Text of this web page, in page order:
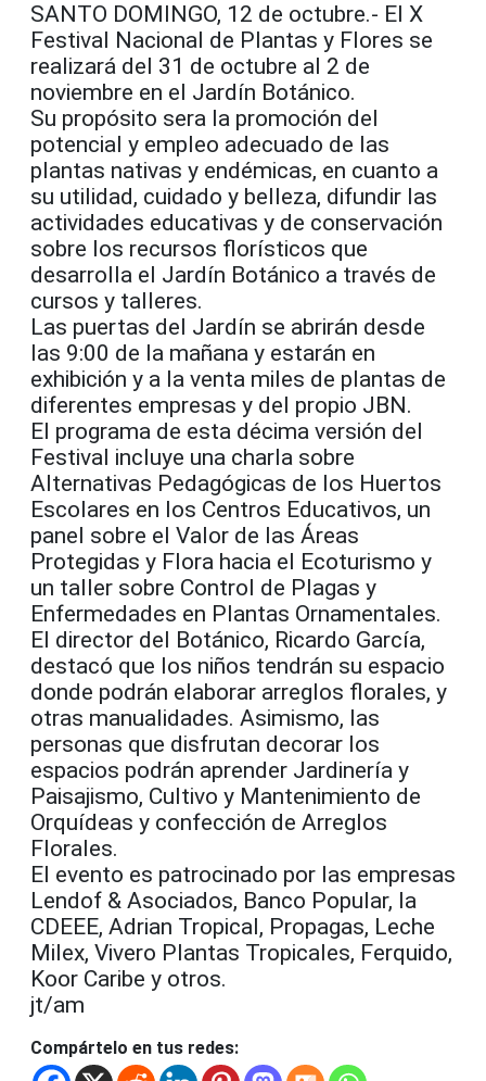
SANTO DOMINGO, 12 de octubre.- El X
Festival Nacional de Plantas y Flores se
realizará del 31 de octubre al 2 de
noviembre en el Jardín Botánico.
Su propósito sera la promoción del
potencial y empleo adecuado de las
plantas nativas y endémicas, en cuanto a
su utilidad, cuidado y belleza, difundir las
actividades educativas y de conservación
sobre los recursos florísticos que
desarrolla el Jardín Botánico a través de
cursos y talleres.
Las puertas del Jardín se abrirán desde
las 9:00 de la mañana y estarán en
exhibición y a la venta miles de plantas de
diferentes empresas y del propio JBN.
El programa de esta décima versión del
Festival incluye una charla sobre
Alternativas Pedagógicas de los Huertos
Escolares en los Centros Educativos, un
panel sobre el Valor de las Áreas
Protegidas y Flora hacia el Ecoturismo y
un taller sobre Control de Plagas y
Enfermedades en Plantas Ornamentales.
El director del Botánico, Ricardo García,
destacó que los niños tendrán su espacio
donde podrán elaborar arreglos florales, y
otras manualidades. Asimismo, las
personas que disfrutan decorar los
espacios podrán aprender Jardinería y
Paisajismo, Cultivo y Mantenimiento de
Orquídeas y confección de Arreglos
Florales.
El evento es patrocinado por las empresas
Lendof & Asociados, Banco Popular, la
CDEEE, Adrian Tropical, Propagas, Leche
Milex, Vivero Plantas Tropicales, Ferquido,
Koor Caribe y otros.
jt/am
Compártelo en tus redes: